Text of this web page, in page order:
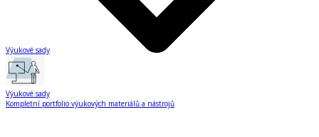
Výukové sady
Výukové sady
Kompletní portfolio výukových materiálů a nástrojů